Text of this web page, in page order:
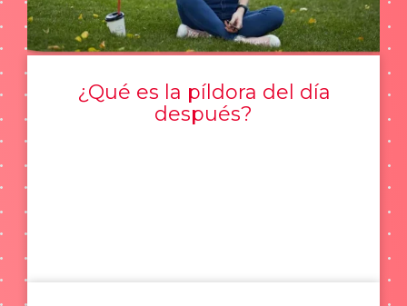
¿Qué es la píldora del día
después?